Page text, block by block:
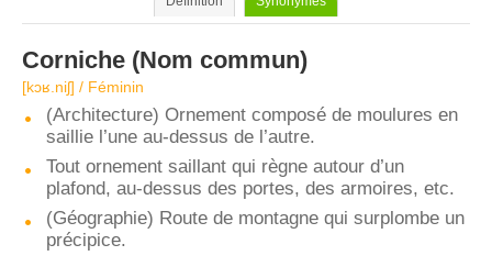
Corniche (Nom commun)
[kɔʁ.niʃ] / Féminin
(Architecture) Ornement composé de moulures en
saillie l’une au-dessus de l’autre.
Tout ornement saillant qui règne autour d’un
plafond, au-dessus des portes, des armoires, etc.
(Géographie) Route de montagne qui surplombe un
précipice.